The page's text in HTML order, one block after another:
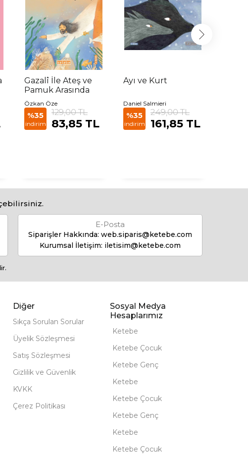
Gazalî İle Ateş ve
Pamuk Arasında
Özkan Öze
%35
indirim
129,00 TL
83,85 TL
Ayı ve Kurt
Daniel Salmieri
%35
indirim
249,00 TL
161,85 TL
E-Posta
Siparişler Hakkında: web.siparis@ketebe.com
Kurumsal İletişim: iletisim@ketebe.com
Diğer
Sıkça Sorulan Sorular
Üyelik Sözleşmesi
Satış Sözleşmesi
Gizlilik ve Güvenlik
KVKK
Çerez Politikası
Sosyal Medya
Hesaplarımız
Ketebe
Ketebe Çocuk
Ketebe Genç
Ketebe
Ketebe Çocuk
Ketebe Genç
Ketebe
Ketebe Çocuk